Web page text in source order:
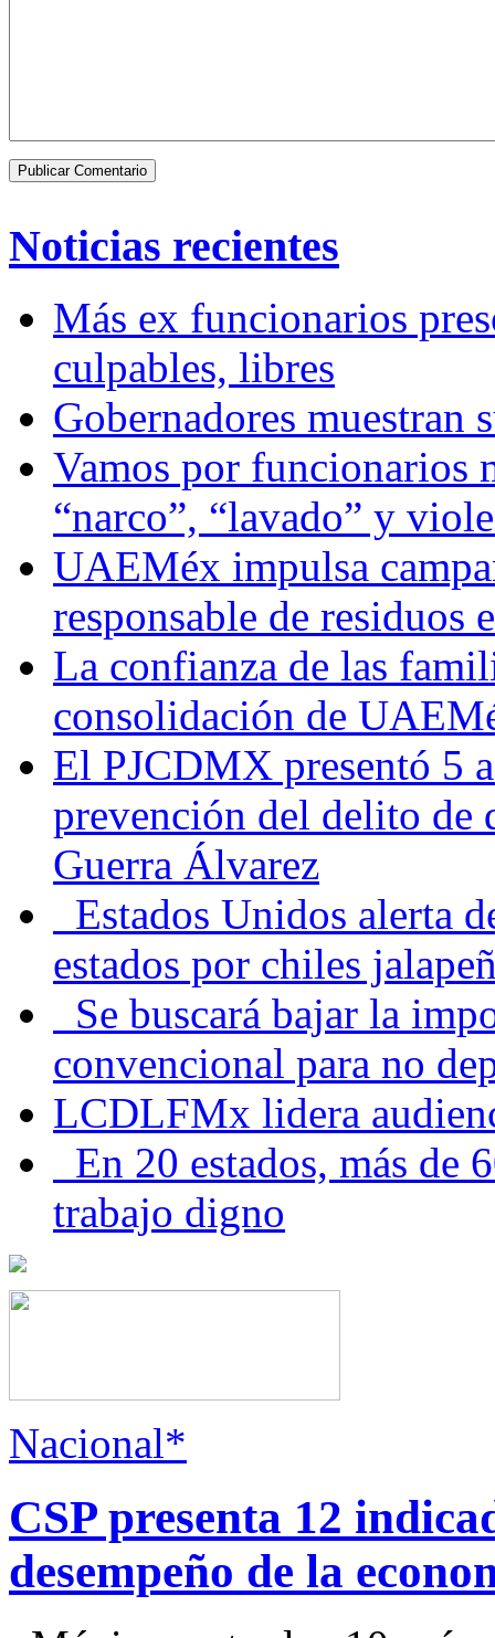
Noticias recientes
Más ex funcionarios
culpables, libres
Gobernadores muestran
Vamos por funcionarios
“narco”, “lavado” y
UAEMéx impulsa
responsable de residuos
La confianza de las
consolidación de
El PJCDMX presentó 5
prevención del delito de
Guerra Álvarez
Estados Unidos alerta
estados por chiles
Se buscará bajar la
convencional para no
LCDLFMx lidera
En 20 estados, más de
trabajo digno
Nacional*
CSP presenta 12
desempeño de la